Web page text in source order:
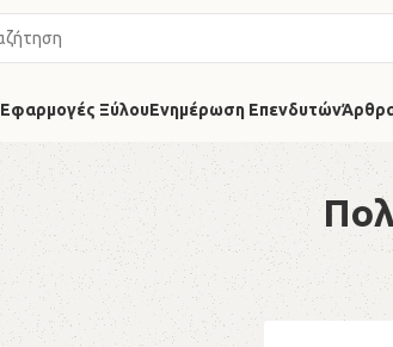
Εφαρμογές ΞύλουΕνημέρωση Επενδυτών